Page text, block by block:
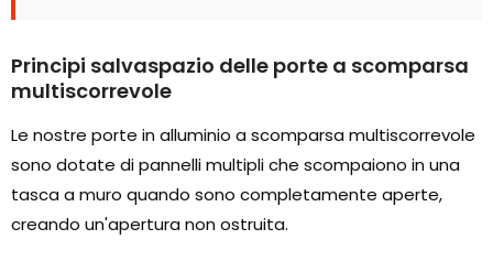
Principi salvaspazio delle porte a scomparsa
multiscorrevole
Le nostre porte in alluminio a scomparsa multiscorrevole
sono dotate di pannelli multipli che scompaiono in una
tasca a muro quando sono completamente aperte,
creando un'apertura non ostruita.